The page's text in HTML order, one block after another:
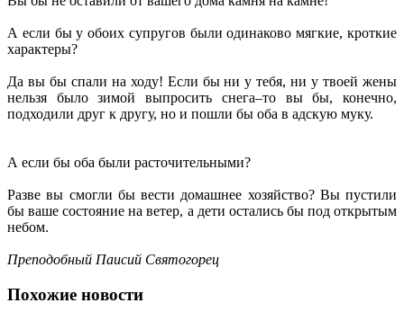
А если бы у обоих супругов были одинаково мягкие, кроткие
характеры?
Да вы бы спали на ходу! Если бы ни у тебя, ни у твоей жены
нельзя было зимой выпросить снега–то вы бы, конечно,
подходили друг к другу, но и пошли бы оба в адскую муку.
А если бы оба были расточительными?
Разве вы смогли бы вести домашнее хозяйство? Вы пустили
бы ваше состояние на ветер, а дети остались бы под открытым
небом.
Преподобный Паисий Святогорец
Похожие новости